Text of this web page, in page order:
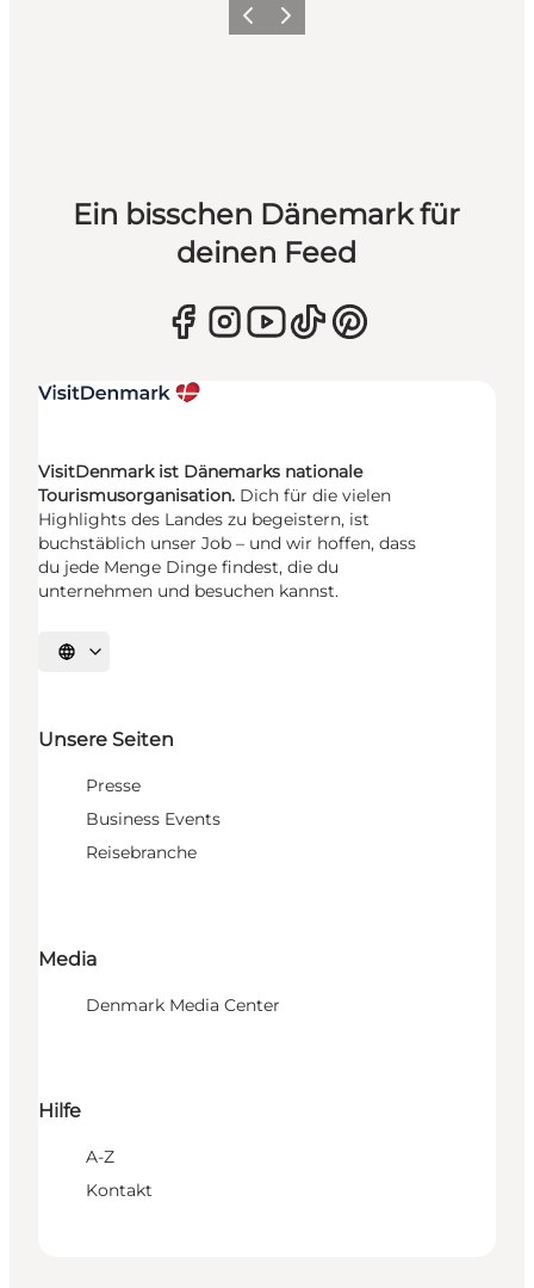
ZurückWeiter
Ein bisschen Dänemark für
deinen Feed
VisitDenmark ist Dänemarks nationale
Tourismusorganisation. Dich für die vielen
Highlights des Landes zu begeistern, ist
buchstäblich unser Job – und wir hoffen, dass
du jede Menge Dinge findest, die du
unternehmen und besuchen kannst.
Sprache auswählen
Unsere Seiten
Presse
Business Events
Reisebranche
Media
Denmark Media Center
Hilfe
A-Z
Kontakt